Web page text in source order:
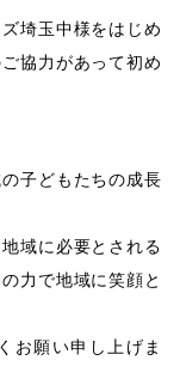
埼玉中様をはじめ
協力があって初め
子どもたちの成長
域に必要とされる
力で地域に笑顔と
お願い申し上げま